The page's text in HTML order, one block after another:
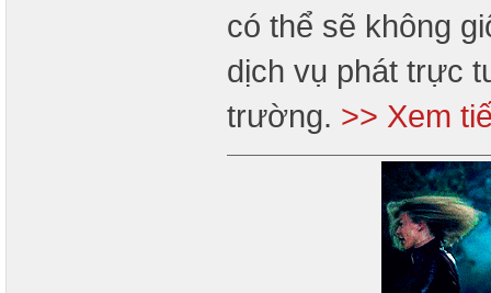
có thể sẽ không
dịch vụ phát trực
trường. >> Xem